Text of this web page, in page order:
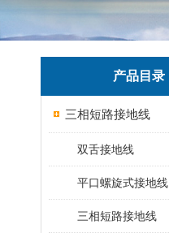
产品目录
三相短路接地线
双舌接地线
平口螺旋式接地线
三相短路接地线